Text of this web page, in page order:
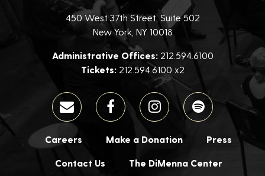
450 West 37th Street, Suite 502
New York, NY 10018
Administrative Offices:212.594.6100
Tickets:212.594.6100 x2
Careers Make a Donation Press
Contact Us The DiMenna Center